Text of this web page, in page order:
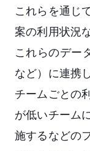
これらを通じ
案の利用状況
これらのデー
など）に連携
チームごとの
が低いチーム
施するなどの